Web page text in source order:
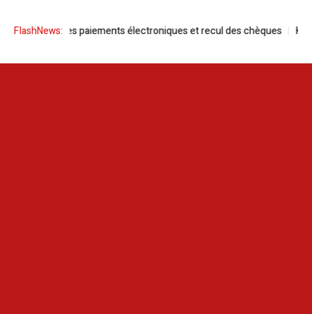
FlashNews:
des paiements électroniques et recul des chèques Kaouther